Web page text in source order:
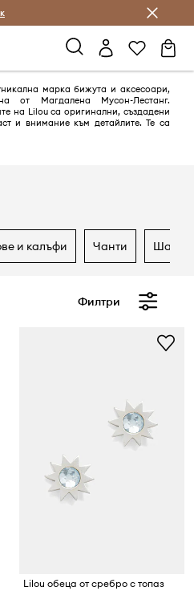
с Answear Club
марка бижута и аксесоари,
от Магдалена Мусон-Лестанг.
на Lilou са оригинални, създадени
и внимание към детайлите. Те са
и калъфи чанти
Филтри
Lilou обеца от сребро с топаз